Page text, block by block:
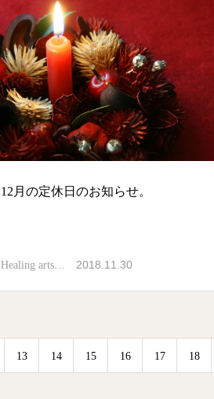
12月の定休日のお知らせ。
Healing arts… 2018.11.30
13 14 15 16 17 18